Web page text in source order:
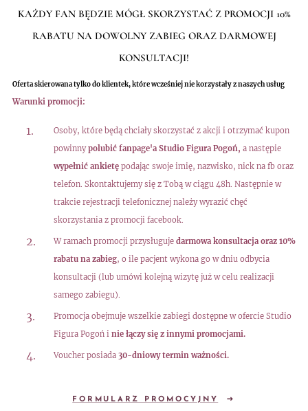
KAŻDY FAN BĘDZIE MÓGŁ SKORZYSTAĆ Z PROMOCJI 10%
RABATU NA DOWOLNY ZABIEG ORAZ DARMOWEJ
KONSULTACJI!
Oferta skierowana tylko do klientek, które wcześniej nie korzystały z naszych usług
Warunki promocji:
Osoby, które będą chciały skorzystać z akcji i otrzymać kupon
powinnypolubić fanpage'a Studio Figura Pogoń, a następie
wypełnić ankietę podając swoje imię, nazwisko, nick na fb oraz
telefon. Skontaktujemy się z Tobą w ciągu 48h. Następnie w
trakcie rejestracji telefonicznej należy wyrazić chęć
skorzystania z promocji facebook.
W ramach promocji przysługuje darmowa konsultacja oraz 10%
rabatu na zabieg, o ile pacjent wykona go w dniu odbycia
konsultacji (lub umówi kolejną wizytę już w celu realizacji
samego zabiegu).
Promocja obejmuje wszelkie zabiegi dostępne w ofercie Studio
Figura Pogoń i nie łączy się z innymi promocjami.
Voucher posiada 30-dniowy termin ważności.
FORMULARZ PROMOCYJNY